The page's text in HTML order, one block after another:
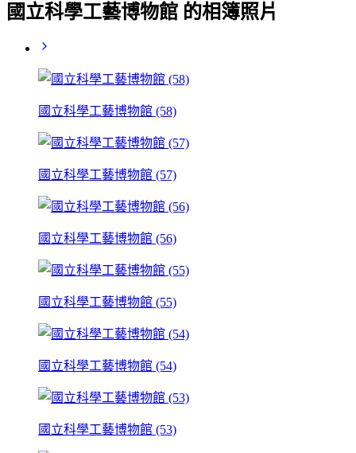
國立科學工藝博物館 的相簿照片
國立科學工藝博物館 (58)
國立科學工藝博物館 (57)
國立科學工藝博物館 (56)
國立科學工藝博物館 (55)
國立科學工藝博物館 (54)
國立科學工藝博物館 (53)